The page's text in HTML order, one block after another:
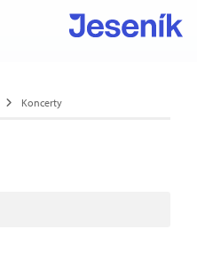
Koncerty